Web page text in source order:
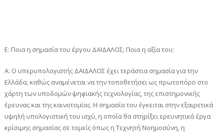
Ε: Ποια η σημασία του έργου ΔΑΙΔΑΛΟΣ; Ποια η αξία του;
Α: Ο υπερυπολογιστής ΔΑΙΔΑΛΟΣ έχει τεράστια σημασία για την
Ελλάδα, καθώς αναμένεται να την τοποθετήσει ως πρωτοπόρο στο
χάρτη των υποδομών ψηφιακής τεχνολογίας, της επιστημονικής
έρευνας και της καινοτομίας. Η σημασία του έγκειται στην εξαιρετικά
υψηλή υπολογιστική του ισχύ, η οποία θα στηρίξει ερευνητικά έργα
κρίσιμης σημασίας σε τομείς όπως η Τεχνητή Νοημοσύνη, η